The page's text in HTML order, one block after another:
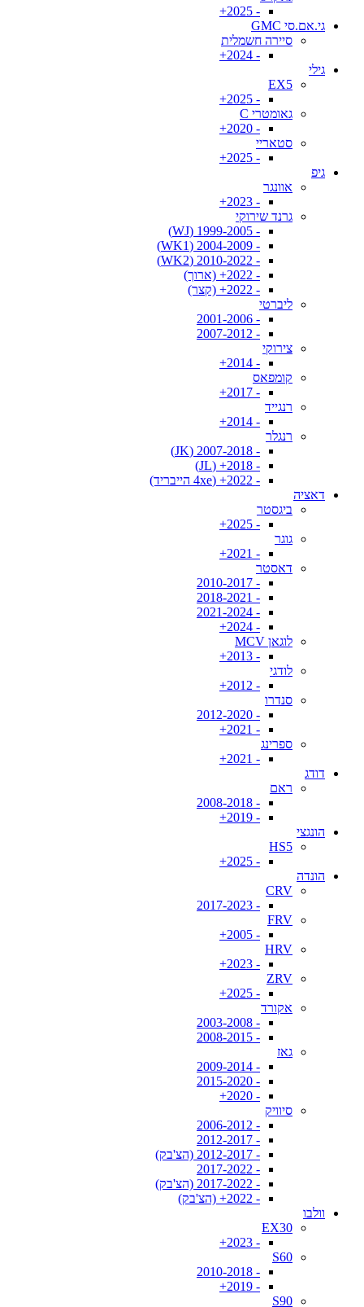
- 2025+
גי.אם.סי GMC
סיירה חשמלית
- 2024+
גילי
EX5
- 2025+
גאומטרי C
- 2020+
סטאריי
- 2025+
גיפ
אוונגר
- 2023+
גרנד שירוקי
- 1999-2005 (WJ)
- 2004-2009 (WK1)
- 2010-2022 (WK2)
- 2022+ (ארוך)
- 2022+ (קצר)
ליברטי
- 2001-2006
- 2007-2012
צירוקי
- 2014+
קומפאס
- 2017+
רנגייד
- 2014+
רנגלר
- 2007-2018 (JK)
- 2018+ (JL)
- 2022+ (4xe הייבריד)
דאציה
ביגסטר
- 2025+
גוגר
- 2021+
דאסטר
- 2010-2017
- 2018-2021
- 2021-2024
- 2024+
לוגאן MCV
- 2013+
לודגי
- 2012+
סנדרו
- 2012-2020
- 2021+
ספרינג
- 2021+
דודג
ראם
- 2008-2018
- 2019+
הונגצי
HS5
- 2025+
הונדה
CRV
- 2017-2023
FRV
- 2005+
HRV
- 2023+
ZRV
- 2025+
אקורד
- 2003-2008
- 2008-2015
גאז
- 2009-2014
- 2015-2020
- 2020+
סיוויק
- 2006-2012
- 2012-2017
- 2012-2017 (הצ'בק)
- 2017-2022
- 2017-2022 (הצ'בק)
- 2022+ (הצ'בק)
וולבו
EX30
- 2023+
S60
- 2010-2018
- 2019+
S90